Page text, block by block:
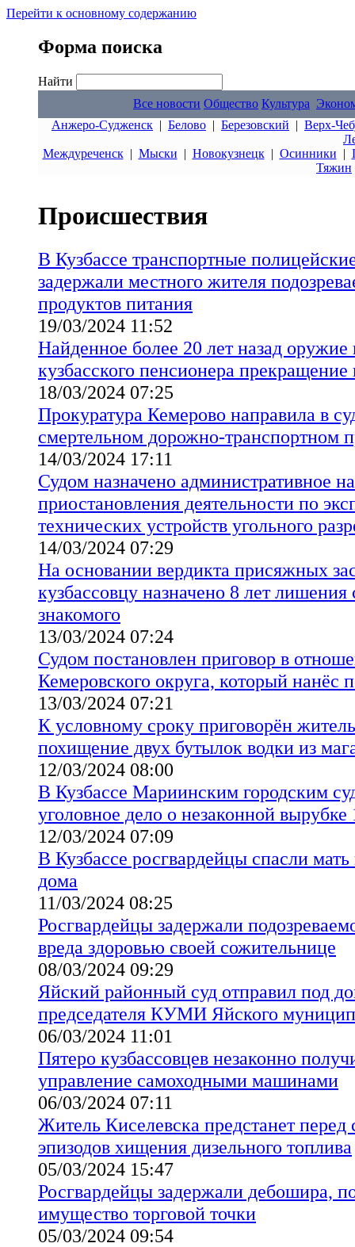
Перейти к основному содержанию
Форма поиска
Найти
Все новости Общество Культура
Анжеро-Судженск | Белово | Березовский | Верх-
Междуреченск| Мыски | Новокузнецк| Осинники |
Тяжин
Происшествия
В Кузбассе транспортные
задержали местного жителя
продуктов питания
19/03/2024 11:52
Найденное более 20 лет назад оружие
кузбасского пенсионера прекращение
18/03/2024 07:25
Прокуратура Кемерово направила в
смертельном дорожно-транспортном
14/03/2024 17:11
Судом назначено административное
приостановления деятельности по
технических устройств угольного
14/03/2024 07:29
На основании вердикта присяжных
кузбассовцу назначено 8 лет лишения
знакомого
13/03/2024 07:24
Судом постановлен приговор в
Кемеровского округа, который нанёс
13/03/2024 07:21
К условному сроку приговорён
похищение двух бутылок водки из
12/03/2024 08:00
В Кузбассе Мариинским городским
уголовное дело о незаконной вырубке
12/03/2024 07:09
В Кузбассе росгвардейцы спасли
дома
11/03/2024 08:25
Росгвардейцы задержали
вреда здоровью своей сожительнице
08/03/2024 09:29
Яйский районный суд отправил под
председателя КУМИ Яйского
06/03/2024 11:01
Пятеро кузбассовцев незаконно
управление самоходными машинами
06/03/2024 07:11
Житель Киселевска предстанет перед
эпизодов хищения дизельного топлива
05/03/2024 15:47
Росгвардейцы задержали дебошира,
имущество торговой точки
05/03/2024 09:54